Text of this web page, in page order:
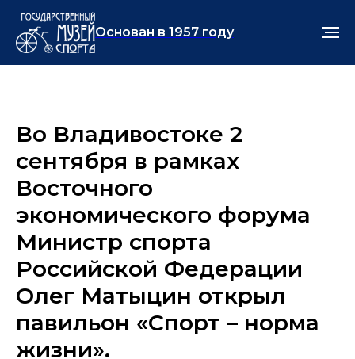
Основан в 1957 году
Во Владивостоке 2
сентября в рамках
Восточного
экономического форума
Министр спорта
Российской Федерации
Олег Матыцин открыл
павильон «Спорт – норма
жизни».